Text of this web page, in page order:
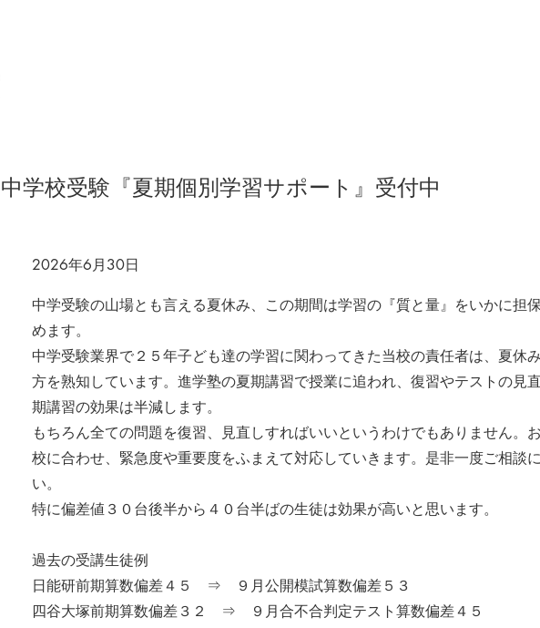
中学校受験『夏期個別学習サポート』受付中
2026年6月30日
中学受験の山場とも言える夏休み、この期間は学習の『質と量』をいかに担
めます。
中学受験業界で２５年子ども達の学習に関わってきた当校の責任者は、夏休
方を熟知しています。進学塾の夏期講習で授業に追われ、復習やテストの見
期講習の効果は半減します。
もちろん全ての問題を復習、見直しすればいいというわけでもありません。
校に合わせ、緊急度や重要度をふまえて対応していきます。是非一度ご相談
い。
特に偏差値３０台後半から４０台半ばの生徒は効果が高いと思います。
過去の受講生徒例
日能研前期算数偏差４５ ⇒ ９月公開模試算数偏差５３
四谷大塚前期算数偏差３２ ⇒ ９月合不合判定テスト算数偏差４５